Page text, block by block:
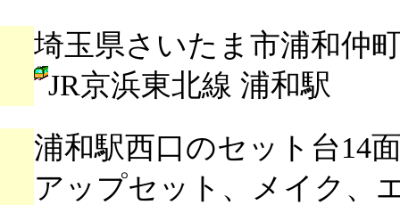
埼玉県さいたま市浦和仲
JR京浜東北線 浦和駅
浦和駅西口のセット台14
アップセット、メイク、